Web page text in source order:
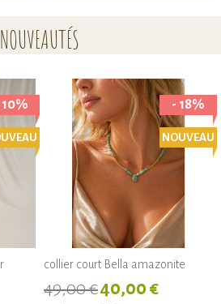
NOUVEAUTÉS
10% - 18%
NOUVEAU
collier court Bella amazonite
49,00 €40,00 €